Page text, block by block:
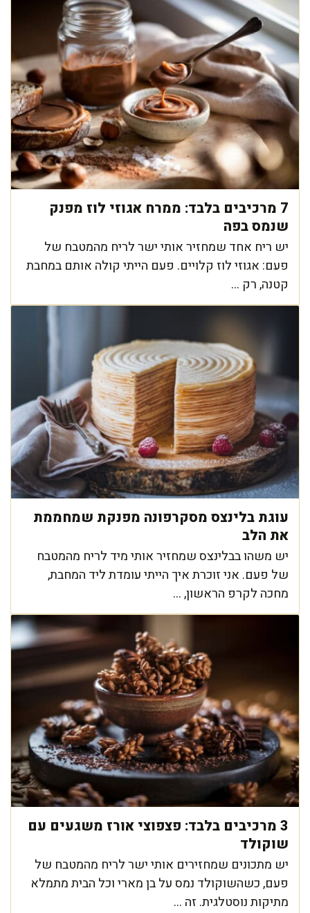
7 מרכיבים בלבד: ממרח אגוזי לוז מפנק
שנמס בפה
יש ריח אחד שמחזיר אותי ישר לריח מהמטבח של
פעם: אגוזי לוז קלויים. פעם הייתי קולה אותם במחבת
קטנה, רק ...
עוגת בלינצס מסקרפונה מפנקת שמחממת
את הלב
יש משהו בבלינצס שמחזיר אותי מיד לריח מהמטבח
של פעם. אני זוכרת איך הייתי עומדת ליד המחבת,
מחכה לקרפ הראשון, ...
3 מרכיבים בלבד: פצפוצי אורז משגעים עם
שוקולד
יש מתכונים שמחזירים אותי ישר לריח מהמטבח של
פעם, כשהשוקולד נמס על בן מארי וכל הבית מתמלא
מתיקות נוסטלגית. זה ...